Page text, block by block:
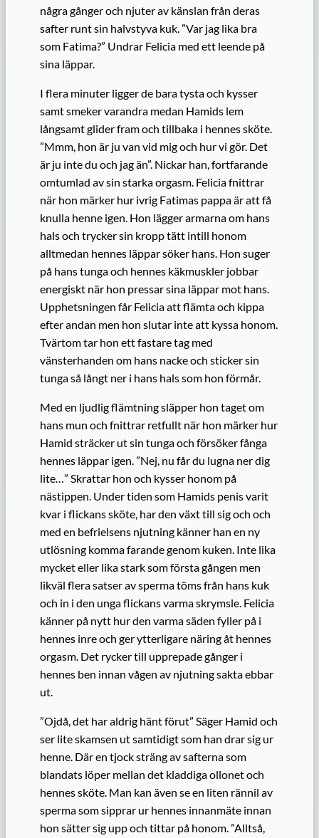
några gånger och njuter av känslan från deras
safter runt sin halvstyva kuk. ”Var jag lika bra
som Fatima?” Undrar Felicia med ett leende på
sina läppar.
I flera minuter ligger de bara tysta och kysser
samt smeker varandra medan Hamids lem
långsamt glider fram och tillbaka i hennes sköte.
”Mmm, hon är ju van vid mig och hur vi gör. Det
är ju inte du och jag än”. Nickar han, fortfarande
omtumlad av sin starka orgasm. Felicia fnittrar
när hon märker hur ivrig Fatimas pappa är att få
knulla henne igen. Hon lägger armarna om hans
hals och trycker sin kropp tätt intill honom
alltmedan hennes läppar söker hans. Hon suger
på hans tunga och hennes käkmuskler jobbar
energiskt när hon pressar sina läppar mot hans.
Upphetsningen får Felicia att flämta och kippa
efter andan men hon slutar inte att kyssa honom.
Tvärtom tar hon ett fastare tag med
vänsterhanden om hans nacke och sticker sin
tunga så långt ner i hans hals som hon förmår.
Med en ljudlig flämtning släpper hon taget om
hans mun och fnittrar retfullt när hon märker hur
Hamid sträcker ut sin tunga och försöker fånga
hennes läppar igen. ”Nej, nu får du lugna ner dig
lite…” Skrattar hon och kysser honom på
nästippen. Under tiden som Hamids penis varit
kvar i flickans sköte, har den växt till sig och och
med en befrielsens njutning känner han en ny
utlösning komma farande genom kuken. Inte lika
mycket eller lika stark som första gången men
likväl flera satser av sperma töms från hans kuk
och in i den unga flickans varma skrymsle. Felicia
känner på nytt hur den varma säden fyller på i
hennes inre och ger ytterligare näring åt hennes
orgasm. Det rycker till upprepade gånger i
hennes ben innan vågen av njutning sakta ebbar
ut.
”Ojdå, det har aldrig hänt förut” Säger Hamid och
ser lite skamsen ut samtidigt som han drar sig ur
henne. Där en tjock sträng av safterna som
blandats löper mellan det kladdiga ollonet och
hennes sköte. Man kan även se en liten rännil av
sperma som sipprar ur hennes innanmäte innan
hon sätter sig upp och tittar på honom. ”Alltså,